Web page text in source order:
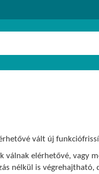
vált új
elérhetővé, vagy
nélkül is